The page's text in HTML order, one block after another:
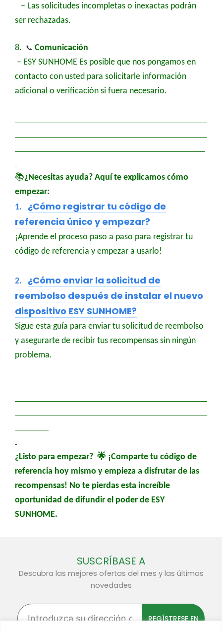
– Las solicitudes incompletas o inexactas podrán
ser rechazadas.
8. 📞 Comunicación
– ESY SUNHOME Es posible que nos pongamos en
contacto con usted para solicitarle información
adicional o verificación si fuera necesario.
📚¿Necesitas ayuda? Aquí te explicamos cómo
empezar:
1. ¿Cómo registrar tu código de
referencia único y empezar?
¡Aprende el proceso paso a paso para registrar tu
código de referencia y empezar a usarlo!
2. ¿Cómo enviar la solicitud de
reembolso después de instalar el nuevo
dispositivo ESY SUNHOME?
Sigue esta guía para enviar tu solicitud de reembolso
y asegurarte de recibir tus recompensas sin ningún
problema.
¿Listo para empezar? 🌟 ¡Comparte tu código de
referencia hoy mismo y empieza a disfrutar de las
recompensas! No te pierdas esta increíble
oportunidad de difundir el poder de ESY
SUNHOME.
SUSCRÍBASE A
Descubra las mejores ofertas del mes y las últimas
novedades
Introduzca
su
REGÍSTRESE EN